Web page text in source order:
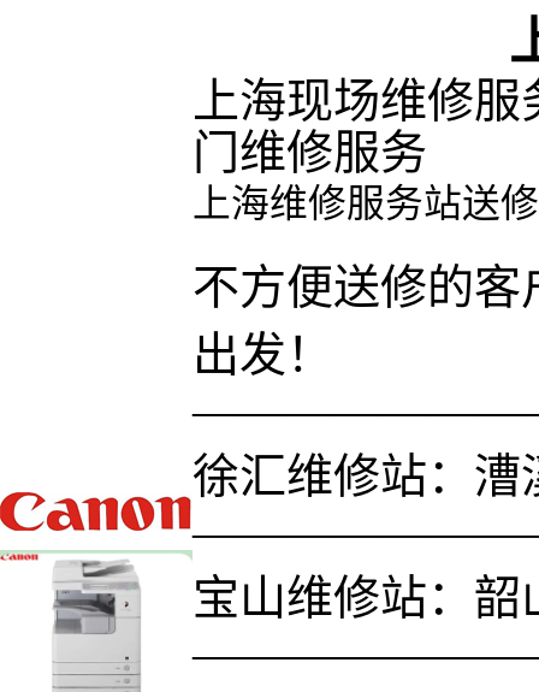
上海现场维修
门维修服务
上海维修服务站送
不方便送修的
出发！
徐汇维修站：漕
宝山维修站：韶